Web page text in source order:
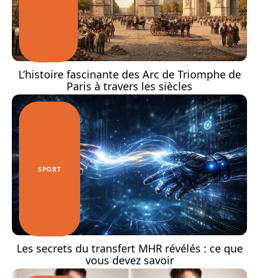
L’histoire fascinante des Arc de Triomphe de
Paris à travers les siècles
SPORT
Les secrets du transfert MHR révélés : ce que
vous devez savoir